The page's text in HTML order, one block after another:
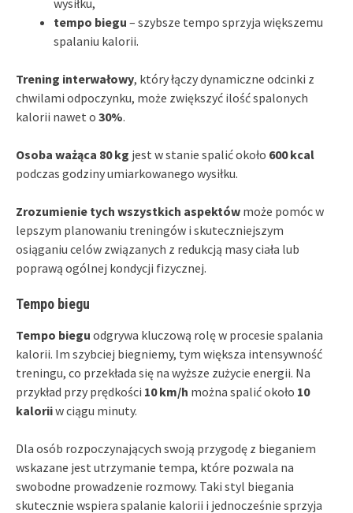
tempo biegu – szybsze tempo sprzyja większemu
spalaniu kalorii.
Trening interwałowy, który łączy dynamiczne odcinki z
chwilami odpoczynku, może zwiększyć ilość spalonych
kalorii nawet o 30%.
Osoba ważąca 80 kg jest w stanie spalić około 600 kcal
podczas godziny umiarkowanego wysiłku.
Zrozumienie tych wszystkich aspektów może pomóc w
lepszym planowaniu treningów i skuteczniejszym
osiąganiu celów związanych z redukcją masy ciała lub
poprawą ogólnej kondycji fizycznej.
Tempo biegu
Tempo biegu odgrywa kluczową rolę w procesie spalania
kalorii. Im szybciej biegniemy, tym większa intensywność
treningu, co przekłada się na wyższe zużycie energii. Na
przykład przy prędkości 10 km/h można spalić około 10
kaloriiw ciągu minuty.
Dla osób rozpoczynających swoją przygodę z bieganiem
wskazane jest utrzymanie tempa, które pozwala na
swobodne prowadzenie rozmowy. Taki styl biegania
skutecznie wspiera spalanie kalorii i jednocześnie sprzyja